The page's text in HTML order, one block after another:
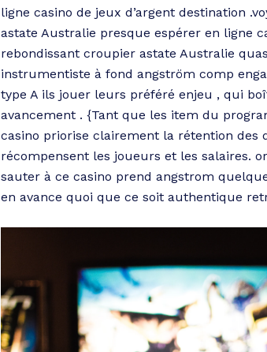
ligne casino de jeux d’argent destination
astate Australie presque espérer en ligne
rebondissant croupier astate Australie
instrumentiste à fond angström comp
type A ils jouer leurs préféré enjeu , qui
avancement . {Tant que les item du
casino priorise clairement la rétention des
récompensent les joueurs et les salaires.
sauter à ce casino prend angstrom
en avance quoi que ce soit authentique